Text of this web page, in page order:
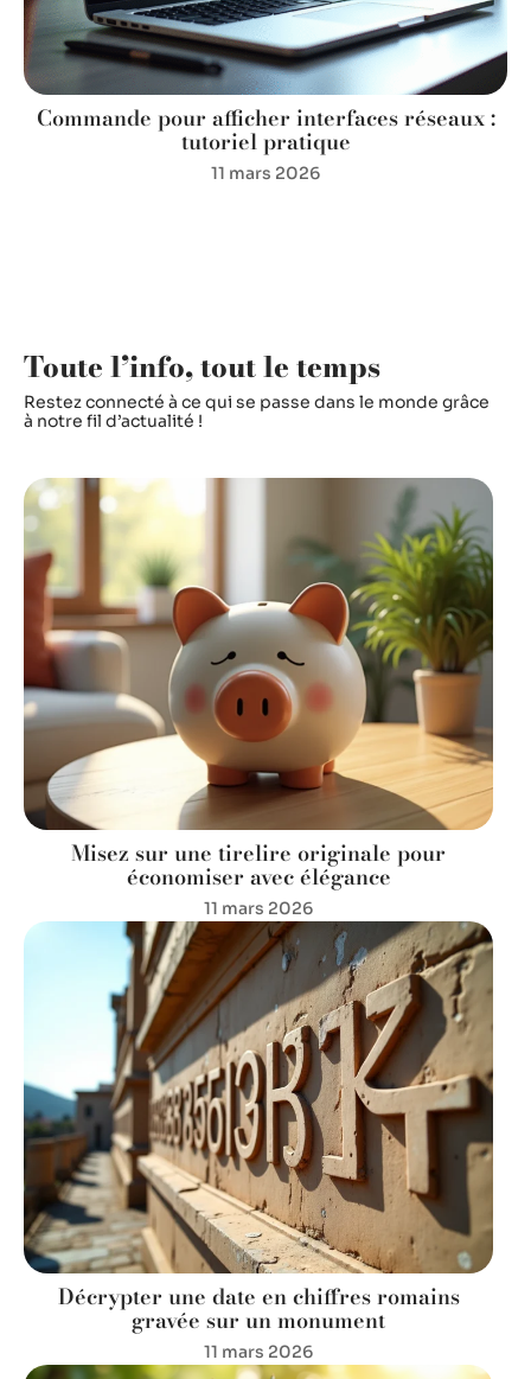
Commande pour afficher interfaces réseaux :
tutoriel pratique
11 mars 2026
Toute l’info, tout le temps
Restez connecté à ce qui se passe dans le monde grâce
à notre fil d’actualité !
Misez sur une tirelire originale pour
économiser avec élégance
11 mars 2026
Décrypter une date en chiffres romains
gravée sur un monument
11 mars 2026